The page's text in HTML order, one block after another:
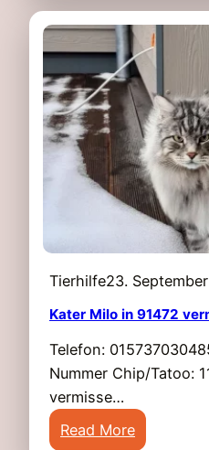
o
ß
m
a
r
k
t
v
e
i
s
t
t
z
e
1
2
J
a
h
r
n
9
7
5
g
Tierhilfe23.
Kater Milo in 91472
Telefon:
Nummer Chip/Tatoo:
vermisse…
Read More: